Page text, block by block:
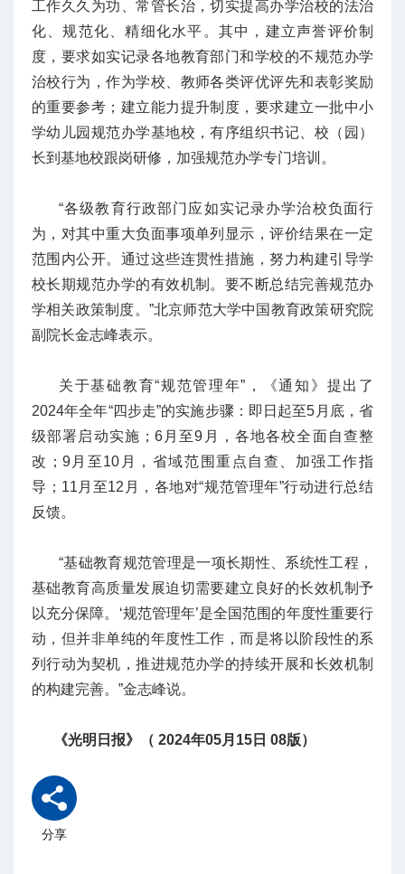
工作久久为功、常管长治，切实提高办学治校的法治
化、规范化、精细化水平。其中，建立声誉评价制
度，要求如实记录各地教育部门和学校的不规范办学
治校行为，作为学校、教师各类评优评先和表彰奖励
的重要参考；建立能力提升制度，要求建立一批中小
学幼儿园规范办学基地校，有序组织书记、校（园）
长到基地校跟岗研修，加强规范办学专门培训。
“各级教育行政部门应如实记录办学治校负面行
为，对其中重大负面事项单列显示，评价结果在一定
范围内公开。通过这些连贯性措施，努力构建引导学
校长期规范办学的有效机制。要不断总结完善规范办
学相关政策制度。”北京师范大学中国教育政策研究院
副院长金志峰表示。
关于基础教育“规范管理年”，《通知》提出了
2024年全年“四步走”的实施步骤：即日起至5月底，省
级部署启动实施；6月至9月，各地各校全面自查整
改；9月至10月，省域范围重点自查、加强工作指
导；11月至12月，各地对“规范管理年”行动进行总结
反馈。
“基础教育规范管理是一项长期性、系统性工程，
基础教育高质量发展迫切需要建立良好的长效机制予
以充分保障。‘规范管理年’是全国范围的年度性重要行
动，但并非单纯的年度性工作，而是将以阶段性的系
列行动为契机，推进规范办学的持续开展和长效机制
的构建完善。”金志峰说。
《光明日报》（ 2024年05月15日 08版）
分享